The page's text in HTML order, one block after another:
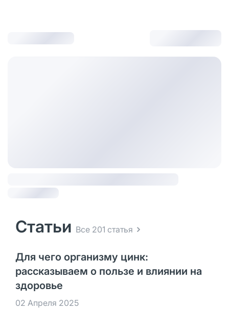
Статьи Все 201 статья
Для чего организму цинк:
рассказываем о пользе и влиянии на
здоровье
02 Апреля 2025